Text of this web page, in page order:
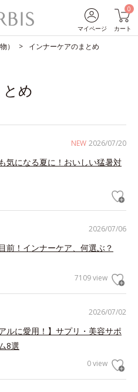
マイページ
0
カート
） インナーケアのまとめ
め
NEW 2026/07/20
気になる夏に！おいしい猛暑対
2026/07/06
前！インナーケア、何選ぶ？
7109 view
2026/07/02
ルに愛用！】サプリ・美容サポ
8選
0 view